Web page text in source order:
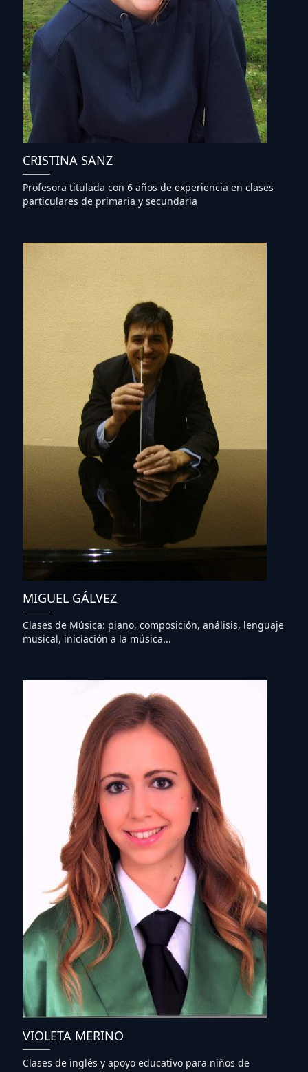
CRISTINA SANZ
Profesora titulada con 6 años de experiencia en clases
particulares de primaria y secundaria
MIGUEL GÁLVEZ
Clases de Música: piano, composición, análisis, lenguaje
musical, iniciación a la música...
VIOLETA MERINO
Clases de inglés y apoyo educativo para niños de